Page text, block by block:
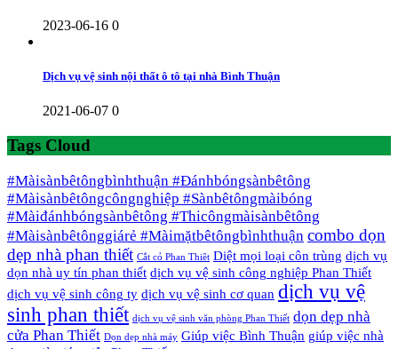
2023-06-16 0
Dịch vụ vệ sinh nội thất ô tô tại nhà Bình Thuận
2021-06-07 0
Tags Cloud
#Màisànbêtôngbìnhthuận #Đánhbóngsànbêtông
#Màisànbêtôngcôngnghiệp #Sànbêtôngmàibóng
#Màiđánhbóngsànbêtông #Thicôngmàisànbêtông
#Màisànbêtônggiárẻ #Màimặtbêtôngbìnhthuận combo dọn
dẹp nhà phan thiết Cắt cỏ Phan Thiêt Diệt mọi loại côn trùng dịch vụ
dọn nhà uy tín phan thiết dịch vụ vệ sinh công nghiệp Phan Thiết
dịch vụ vệ sinh công ty dịch vụ vệ sinh cơ quan dịch vụ vệ
sinh phan thiết dịch vụ vệ sinh văn phòng Phan Thiết dọn dẹp nhà
cửa Phan Thiết Dọn dẹp nhà máy Giúp việc Bình Thuận giúp việc nhà